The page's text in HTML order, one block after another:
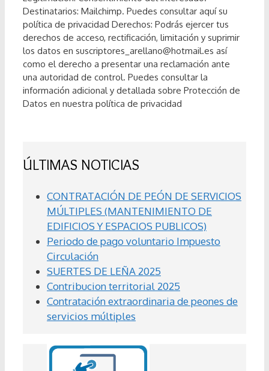
Destinatarios: Mailchimp. Puedes consultar aquí su
política de privacidad Derechos: Podrás ejercer tus
derechos de acceso, rectificación, limitación y suprimir
los datos en suscriptores_arellano@hotmail.es así
como el derecho a presentar una reclamación ante
una autoridad de control. Puedes consultar la
información adicional y detallada sobre Protección de
Datos en nuestra política de privacidad
ÚLTIMAS NOTICIAS
CONTRATACIÓN DE PEÓN DE SERVICIOS
MÚLTIPLES (MANTENIMIENTO DE
EDIFICIOS Y ESPACIOS PUBLICOS)
Periodo de pago voluntario Impuesto
Circulación
SUERTES DE LEÑA 2025
Contribucion territorial 2025
Contratación extraordinaria de peones de
servicios múltiples